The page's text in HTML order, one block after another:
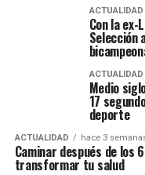
ACTUALIDAD
Con la ex-
Selección
ACTUALIDAD
Medio
17
deporte
ACTUALIDAD hace 3
Caminar después de los
transformar tu salud